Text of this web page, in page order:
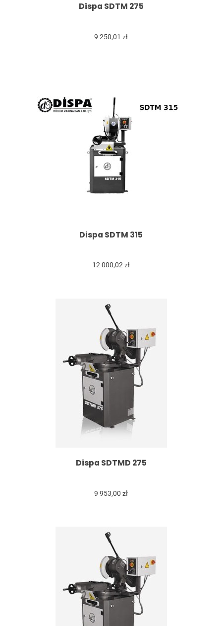
Dispa SDTM 275
9 250,01 zł
Dispa SDTM 315
12 000,02 zł
Dispa SDTMD 275
9 953,00 zł